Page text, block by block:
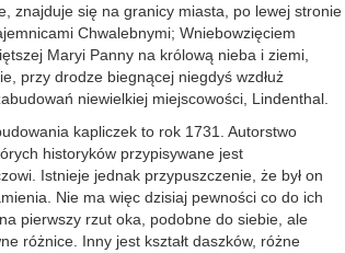
znajduje się na granicy miasta, po lewej stronie
Chwalebnymi; Wniebowzięciem
Maryi Panny na królową nieba i ziemi,
przy drodze biegnącej niegdyś wzdłuż
niewielkiej miejscowości, Lindenthal.
kapliczek to rok 1731. Autorstwo
historyków przypisywane jest
Istnieje jednak przypuszczenie, że był on
Nie ma więc dzisiaj pewności co do ich
pierwszy rzut oka, podobne do siebie, ale
różnice. Inny jest kształt daszków, różne